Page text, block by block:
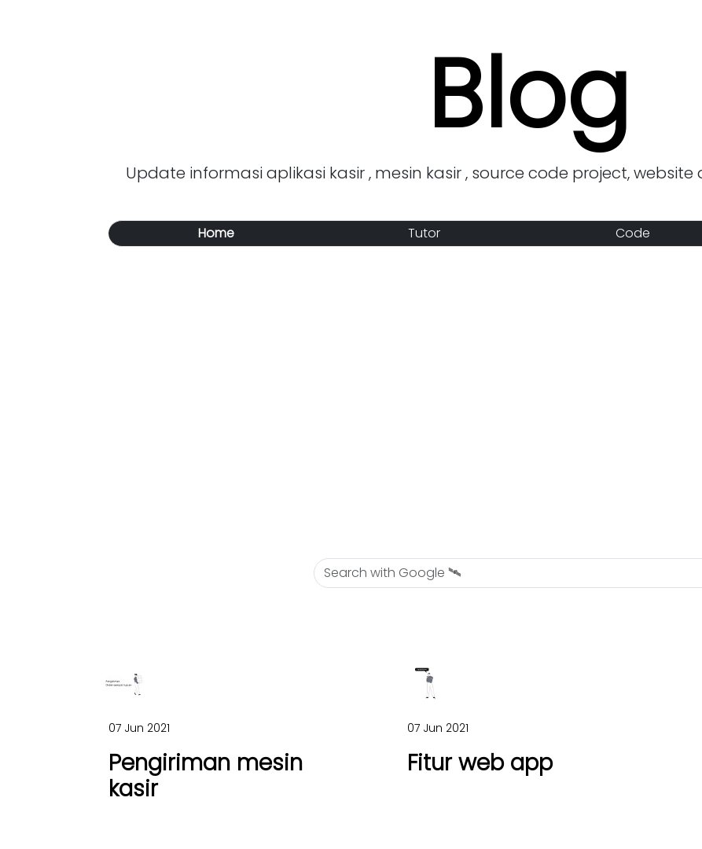
Blog
Update informasi aplikasi kasir , mesin kasir , source code project,
Home Tutor Code
07 Jun 2021
Pengiriman mesin
kasir
07 Jun 2021
Fitur web app